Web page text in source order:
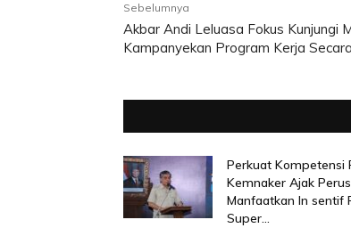
Sebelumnya
Akbar Andi Leluasa Fokus Kunjungi
Kampanyekan Program Kerja
Perkuat Kompetensi
Kemnaker Ajak
Manfaatkan In sentif
Super...